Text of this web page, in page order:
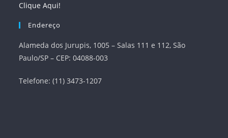
Clique Aqui!
Endereço
Alameda dos Jurupis, 1005 – Salas 111 e 112, São
Paulo/SP – CEP: 04088-003
Telefone: (11) 3473-1207